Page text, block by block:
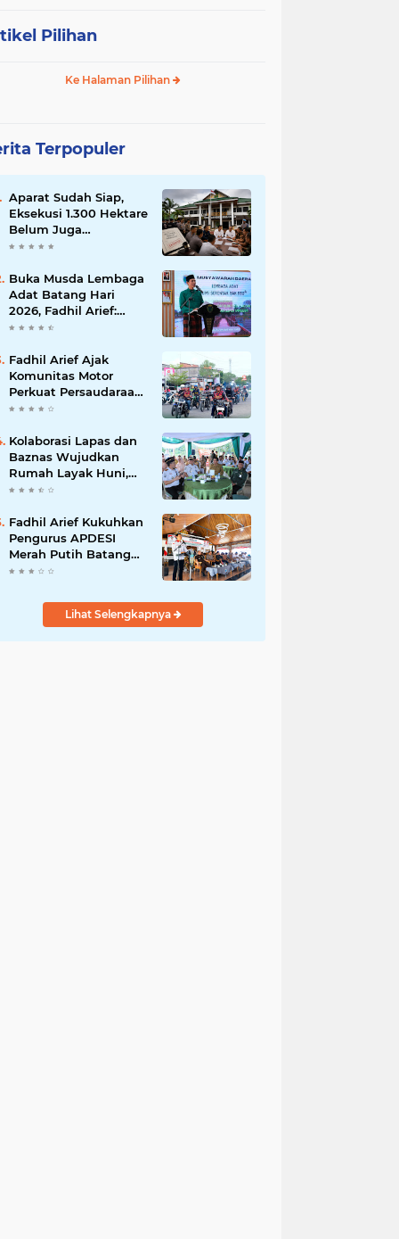
Pilihan
Ke Halaman Pilihan
Terpopuler
Aparat Sudah Siap,
Eksekusi 1.300 Hektare
Belum Juga
Ditetapkan PN Muara
Buka Musda Lembaga
Adat Batang Hari
2026, Fadhil Arief:
Adat Adalah Benteng
Muda
Fadhil Arief Ajak
Komunitas Motor
Perkuat Persaudaraan
dan Budaya Tertib
Kolaborasi Lapas dan
Baznas Wujudkan
Rumah Layak Huni,
Fadhil Arief: Bukti
Untuk Rakyat
Fadhil Arief Kukuhkan
Pengurus APDESI
Merah Putih Batang
Hari, Iknak Nahkodai
Lihat Selengkapnya